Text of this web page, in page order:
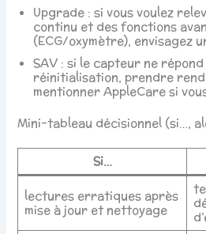
Upgrade : si vous voulez
continu et des fonctions
(ECG/oxymètre), envisagez
SAV : si le capteur ne
réinitialisation, prendre
mentionner AppleCare si
Mini-tableau décisionnel (si…,
Si…
lectures erratiques après
mise à jour et nettoyage